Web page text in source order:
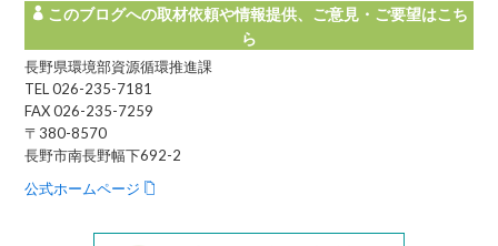
このブログへの取材依頼や情報提供、ご意見・ご要望はこち
ら
長野県環境部資源循環推進課
TEL 026-235-7181
FAX 026-235-7259
〒380-8570
長野市南長野幅下692-2
公式ホームページ